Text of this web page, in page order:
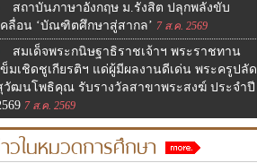
สถาบันภาษาอังกฤษ ม.รังสิต ปลุกพลังขับ
คลื่อน ‘บัณฑิตศึกษาสู่สากล’ 7 ส.ค. 2569
สมเด็จพระกนิษฐาธิราชเจ้าฯ พระราชทาน
ข็มเชิดชูเกียรติฯ แด่ผู้มีผลงานดีเด่น พระครูปลัด
วัฒนโพธิคุณ รับรางวัลสาขาพระสงฆ์ ประจำปี
7 ส.ค. 2569
วในหมวดการศึกษา